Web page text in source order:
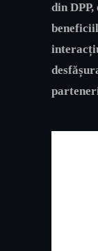
din